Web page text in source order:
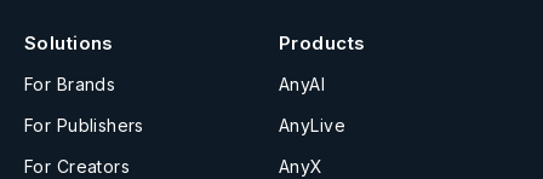
Solutions
For Brands
For Publishers
For Creators
Products
AnyAI
AnyLive
AnyX